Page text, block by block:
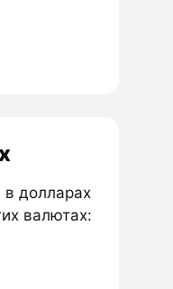
в долларах
валютах: